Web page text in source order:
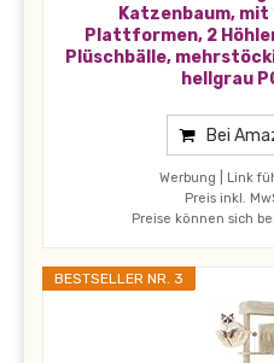
Katzenbaum, mit
Plattformen, 2
Plüschbälle,
hellgrau
Bei
Werbung | Link
Preis inkl.
Preise können sich
BESTSELLER NR. 3